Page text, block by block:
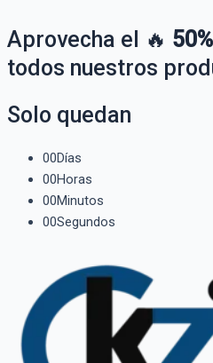
Aprovecha el 🔥
todos nuestros
Solo quedan
00Días
00Horas
00Minutos
00Segundos